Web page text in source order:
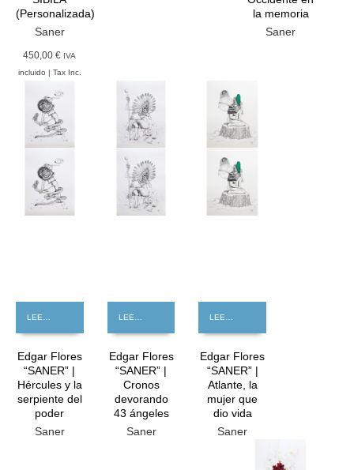
(Personalizada)
Saner
450,00 € IVA
incluido | Tax Inc.
la memoria
Saner
GRATIS
Edgar Flores
“SANER” |
Hércules y la
serpiente del
poder
Saner
GRATIS
Edgar Flores
“SANER” |
Cronos
devorando
43 ángeles
Saner
GRATIS
Edgar Flores
“SANER” |
Atlante, la
mujer que
dio vida
Saner